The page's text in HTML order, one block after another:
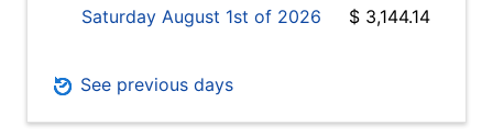
Saturday August 1st of 2026
$ 3,144.14
See previous days